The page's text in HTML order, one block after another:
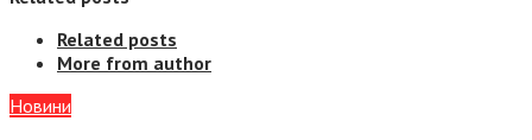
Related posts
More from author
Новини